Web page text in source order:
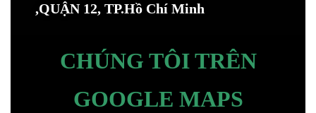
,QUẬN 12, TP.Hồ Chí Minh
CHÚNG TÔI TRÊN
GOOGLE MAPS